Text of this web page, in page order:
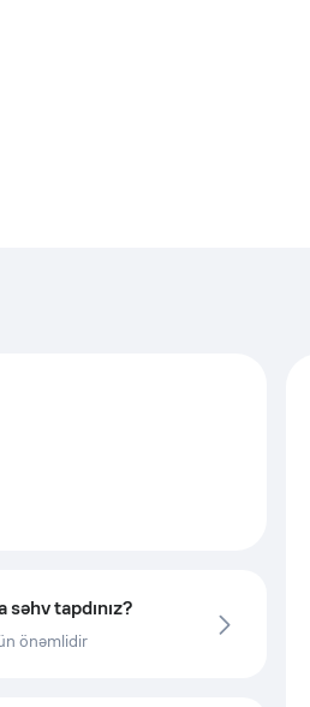
səhv tapdınız?
önəmlidir